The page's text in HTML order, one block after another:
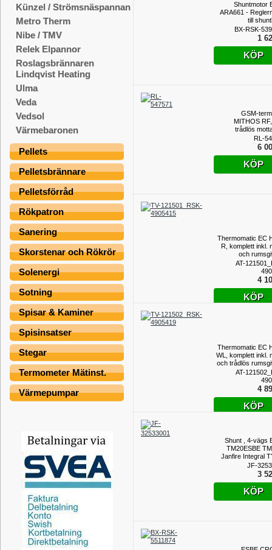
Künzel / Strömsnäspannan
Metro Therm
Nibe / TMV
Relek Elpannor
Roslagsbrännaren
Lindqvist Heating
Ulma
Veda
Vedsol
Värmebaronen
Pellets
Pelletsbrännare
Pelletsförråd
Rökpatron
Sanering
Skorstenar och Rökrör
Solenergi
Sotning
Spisar & Kaminer
Spisinsatser
Stegar
Termometer Mätinst.
Värmepumpar
Shuntmotor
ARA661 -
till
BX-RSK-
1
KÖP
GSM-
MITHOS
trådlös
RL-
6
KÖP
Thermomatic EC
R, komplett inkl.
och
AT-
4
KÖP
Thermomatic EC
WL, komplett inkl.
och trådlös
AT-
4
KÖP
Shunt , 4-vägs
TM20ESBE
Janfire Integral
JF-
3
KÖP